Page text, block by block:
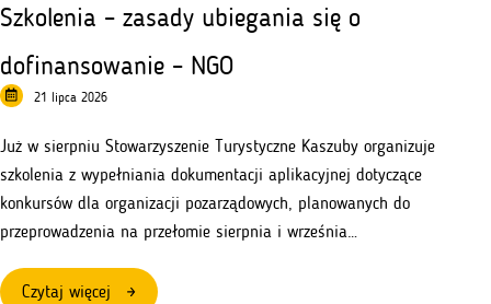
Szkolenia – zasady ubiegania się o
dofinansowanie – NGO
21 lipca 2026
Już w sierpniu Stowarzyszenie Turystyczne Kaszuby organizuje
szkolenia z wypełniania dokumentacji aplikacyjnej dotyczące
konkursów dla organizacji pozarządowych, planowanych do
przeprowadzenia na przełomie sierpnia i września…
Czytaj więcej